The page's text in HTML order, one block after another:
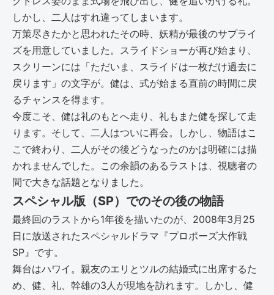
しかし、二人はすれ違ってしまいます。
万策尽きたかと思われたその時、妖精が最後のサプライ
ズを用意していました。スライドショーが再び始まり、
スクリーンには「ただいま、スライドは一枚だけ過去に
戻ります」の文字が。健は、式が始まる直前の時間に戻
るチャンスを得ます。
今度こそ、健は礼のもとへ走り、礼もまた健を探して走
ります。そして、二人はついに再会。しかし、物語はこ
こで終わり、二人がその後どうなったのかは明確には描
かれませんでした。この余韻のあるラストは、視聴者の
間で大きな話題となりました。
スペシャル版（SP）でのその後の物語
最終回のラストから1年後を描いたのが、2008年3月25
日に放送されたスペシャルドラマ『プロポーズ大作戦
SP』です。
舞台はハワイ。親友のエリとツルの結婚式に出席するた
め、健、礼、幹雄の3人が現地を訪れます。しかし、健